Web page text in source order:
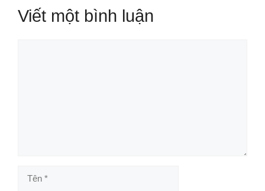
Viết một bình luận